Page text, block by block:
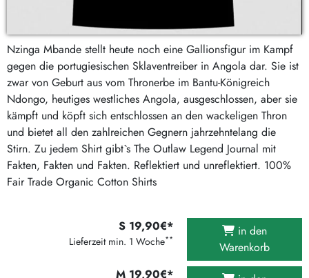
Nzinga Mbande stellt heute noch eine Gallionsfigur im Kampf
gegen die portugiesischen Sklaventreiber in Angola dar. Sie ist
zwar von Geburt aus vom Thronerbe im Bantu-Königreich
Ndongo, heutiges westliches Angola, ausgeschlossen, aber sie
kämpft und köpft sich entschlossen an den wackeligen Thron
und bietet all den zahlreichen Gegnern jahrzehntelang die
Stirn. Zu jedem Shirt gibt`s The Outlaw Legend Journal mit
Fakten, Fakten und Fakten. Reflektiert und unreflektiert. 100%
Fair Trade Organic Cotton Shirts
S 19,90€*
Lieferzeit min. 1 Woche**
in den
Warenkorb
M 19,90€*